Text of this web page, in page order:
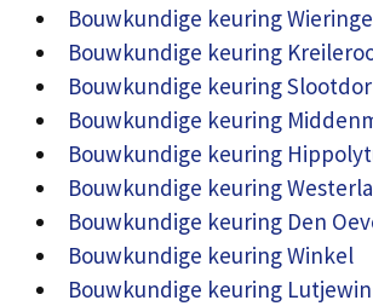
Bouwkundige keuring
Bouwkundige keuring
Bouwkundige keuring
Bouwkundige keuring
Bouwkundige keuring
Bouwkundige keuring
Bouwkundige keuring Den
Bouwkundige keuring Winkel
Bouwkundige keuring